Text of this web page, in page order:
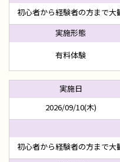
初心者から経験者の方まで
有料体験
2026/09/10(木)
初心者から経験者の方まで